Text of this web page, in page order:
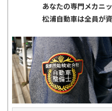
あなたの専門メカニ
松浦自動車は全員が